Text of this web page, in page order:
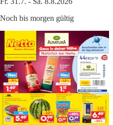
Noch bis morgen gültig